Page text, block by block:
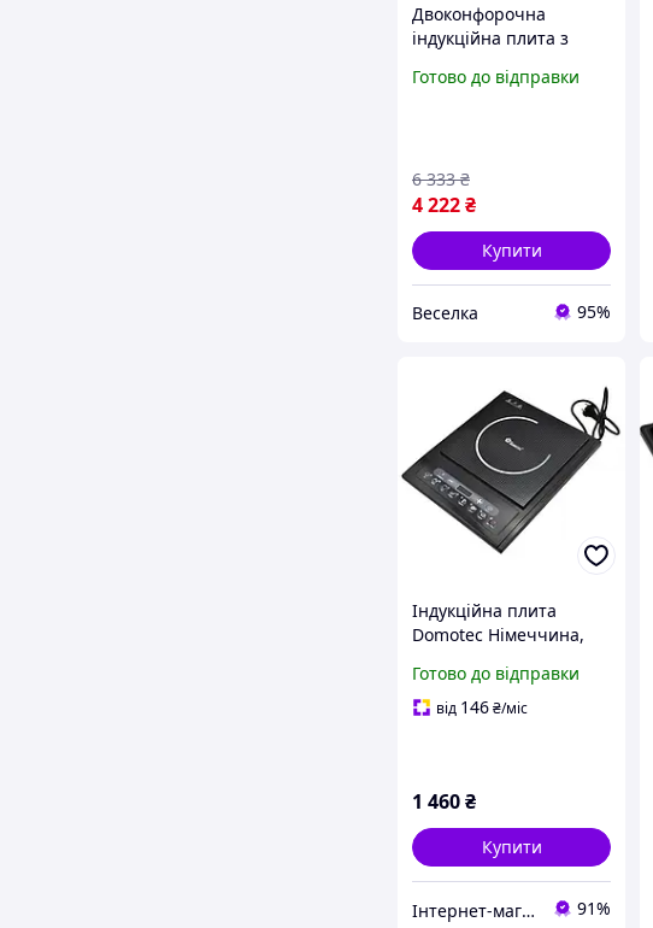
Двоконфорочна
індукційна плита з
для швидкого
Готово до відправки
4 222₴
6 333 ₴
Купити
Веселка 95%
Індукційна плита
Domotec Німеччина,
електроплита кухонна
2000 Вт
Готово до відправки
від 146₴/міс
1 460₴
Купити
Інтернет-магазин "Техномаг" 91%